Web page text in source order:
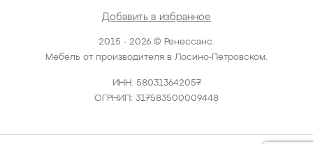
2015 - 2026 © Ренессанс.
Мебель от производителя в Лосино-Петровском.
ИНН: 580313642057
ОГРНИП: 317583500009448
Добавить в избранное